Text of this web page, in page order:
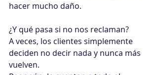
hacer mucho daño.
¿Y qué pasa si no nos reclaman?
A veces, los clientes simplemente
deciden no decir nada y nunca más
vuelven.